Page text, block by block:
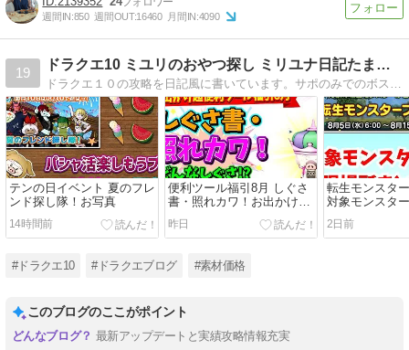
週間IN:850 週間OUT:16460 月間IN:4090
19
ドラクエ10 ミユリのおやつ探し ミリユナ日記たまにリオ
ドラクエ１０の攻略を日記風に書いています。サポのみでのボス挑戦や攻略情報などわかりやすく解説！キラキラマラソンの代表的な素材や各種オーブの価格情報を毎日更新中！
テンの日イベント 夏のフレ
ンド探し隊！お写真
14時間前
便利ツール福引8月 しぐさ
書・照れカワ！お出かけ超
便利ツール福引8月 どんな
しぐさ？価格は？
昨日
転生モンスタ
対象モンスタ
まとめ
2日前
#ドラクエ10 #ドラクエブログ #素材価格
このブログのここがポイント
最新アップデートと実績攻略情報充実